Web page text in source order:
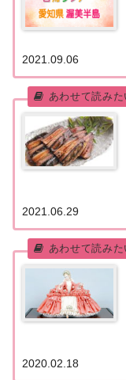
2021.09.06
2021.06.29
2020.02.18